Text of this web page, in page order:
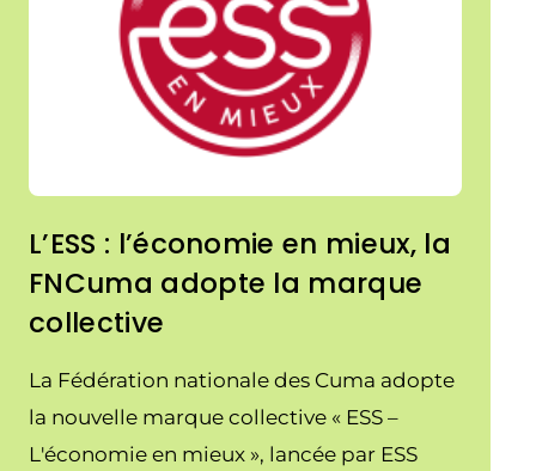
L’ESS : l’économie en mieux, la
FNCuma adopte la marque
collective
La Fédération nationale des Cuma adopte
la nouvelle marque collective « ESS –
L'économie en mieux », lancée par ESS